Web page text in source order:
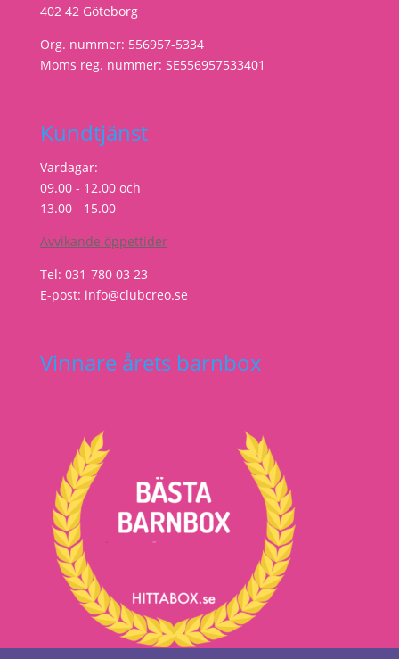
402 42 Göteborg
Org. nummer: 556957-5334
Moms reg. nummer: SE556957533401
Kundtjänst
Vardagar:
09.00 - 12.00 och
13.00 - 15.00
Avvikande öppettider
Tel: 031-780 03 23
E-post: info@clubcreo.se
Vinnare årets barnbox